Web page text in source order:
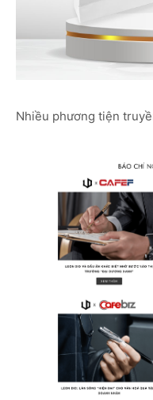
Nhiều phương tiện